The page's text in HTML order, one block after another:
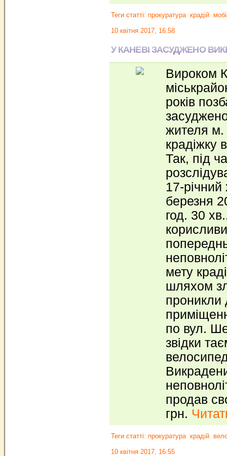
Теги статті: прокуратура крадій
10 квітня 2017, 16:58
У КАНЕВІ ЗАСУДЖЕНО
Вироком
років
жителя м.
крадіжку
Так, під
17-
березня
год. 30
мету
шляхом
проникли
по вул.
звідки
продав
грн.
Теги статті: прокуратура крадій
10 квітня 2017, 16:55